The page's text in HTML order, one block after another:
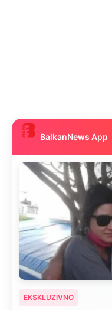
BalkanNews App
EKSKLUZIVNO